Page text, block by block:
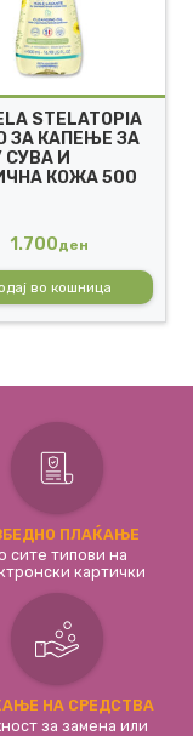
STELATOPIA
ЗА КАПЕЊЕ ЗА
СУВА И
КОЖА 500
1.700ден
во кошница
ПЛАЌАЊЕ
сите типови на
картички
НА СРЕДСТВА
за замена или